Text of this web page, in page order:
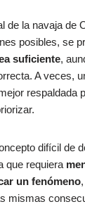
de la navaja de
posibles, se
suficiente,
A veces,
respaldada
difícil de
que requiera
un fenómeno
mismas